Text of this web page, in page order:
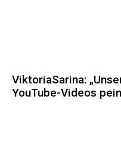
ViktoriaSarina:
YouTube-Videos